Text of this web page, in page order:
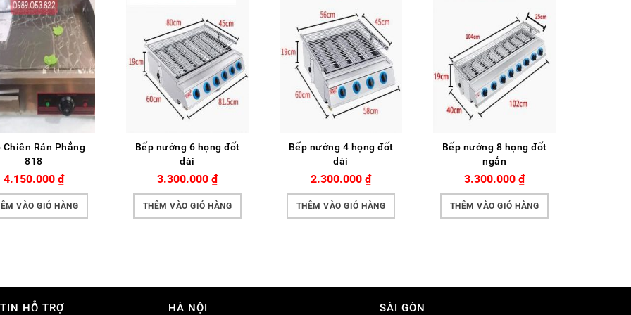
Chiên Rán Phẳng
818
4.150.000 ₫
VÀO GIỎ HÀNG
Bếp nướng 6 họng đốt
dài
3.300.000 ₫
THÊM VÀO GIỎ HÀNG
Bếp nướng 4 họng đốt
dài
2.300.000 ₫
THÊM VÀO GIỎ HÀNG
Bếp nướng 8 họng đốt
ngắn
3.300.000 ₫
THÊM VÀO GIỎ HÀNG
HỖ TRỢ HÀ NỘI SÀI GÒN